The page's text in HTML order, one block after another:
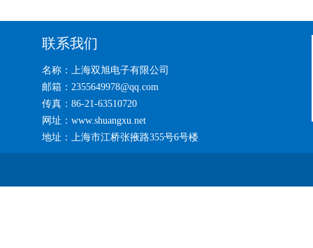
联系我们
名称：上海双旭电子有限公司
邮箱：2355649978@qq.com
传真：86-21-63510720
网址：www.shuangxu.net
地址：上海市江桥张掖路355号6号楼